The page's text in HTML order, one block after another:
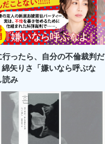
行ったら、自分の不倫裁判だ
矢りさ「嫌いなら呼ぶな
読み